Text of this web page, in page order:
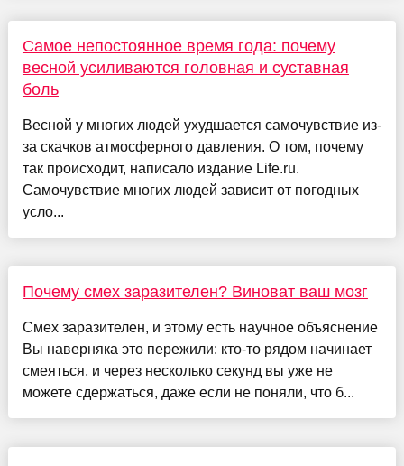
Самое непостоянное время года: почему
весной усиливаются головная и суставная
боль
Весной у многих людей ухудшается самочувствие из-
за скачков атмосферного давления. О том, почему
так происходит, написало издание Life.ru.
Самочувствие многих людей зависит от погодных
усло...
Почему смех заразителен? Виноват ваш мозг
Смех заразителен, и этому есть научное объяснение
Вы наверняка это пережили: кто-то рядом начинает
смеяться, и через несколько секунд вы уже не
можете сдержаться, даже если не поняли, что б...